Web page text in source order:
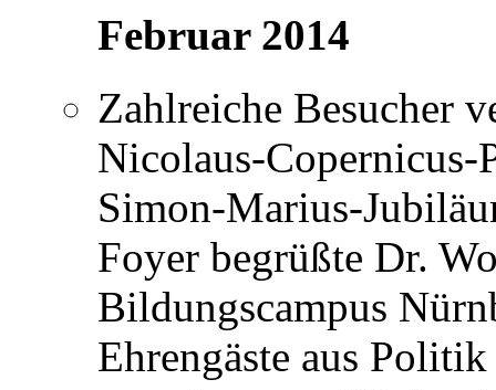
Februar 2014
Zahlreiche Besucher
Nicolaus-
Simon-Marius-
Foyer begrüßte Dr.
Bildungscampus
Ehrengäste aus